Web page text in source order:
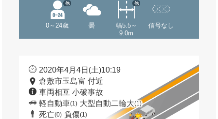
0～24歳
他
曇
幅5.5～
9.0m
他
信号なし
2020年4月4日(土)10:19
倉敷市玉島富 付近
車両相互 小破事故
軽自動車(1) 大型自動二輪大(1)
死亡(0) 負傷(1)